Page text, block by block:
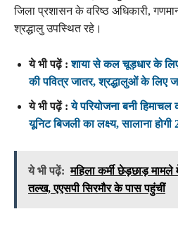
जिला प्रशासन के वरिष्ठ अधिकारी,
श्रद्धालु उपस्थित रहे।
ये भी पढ़ें :शाया से कल चूड़धार के लिए
की पवित्र जातर, श्रद्धालुओं के लिए
ये भी पढ़ें :ये परियोजना बनी हिमाचल
यूनिट बिजली का लक्ष्य, सालाना
ये भी पढ़ें: महिला कर्मी छेड़छाड़ मामले
तल्ख, एएसपी सिरमौर के पास पहुंचीं